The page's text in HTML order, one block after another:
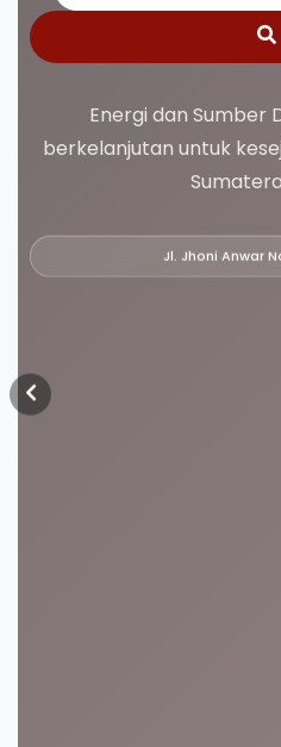
Energi dan Sumber
berkelanjutan untuk
Jl. Jhoni Anwar